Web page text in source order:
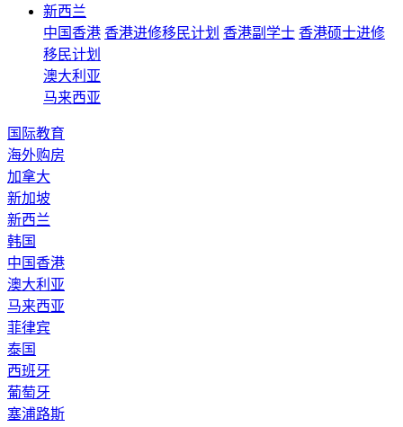
新西兰
中国香港 香港进修移民计划 香港副学士 香港硕士进修
移民计划
澳大利亚
马来西亚
国际教育
海外购房
加拿大
新加坡
新西兰
韩国
中国香港
澳大利亚
马来西亚
菲律宾
泰国
西班牙
葡萄牙
塞浦路斯